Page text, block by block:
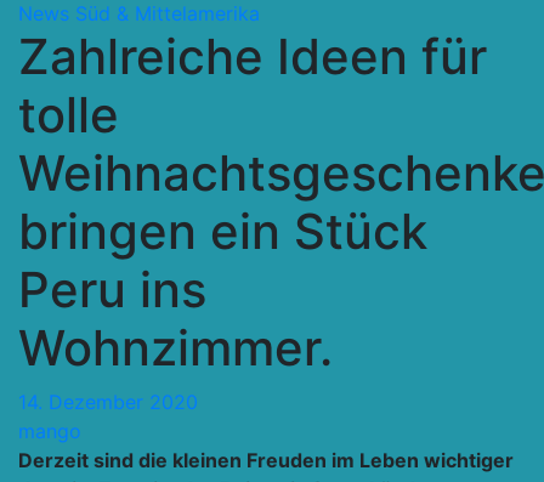
News Süd & Mittelamerika
Zahlreiche Ideen für
tolle
bringen ein Stück
Peru ins
Wohnzimmer.
14. Dezember 2020
mango
Derzeit sind die kleinen Freuden im Leben wichtiger